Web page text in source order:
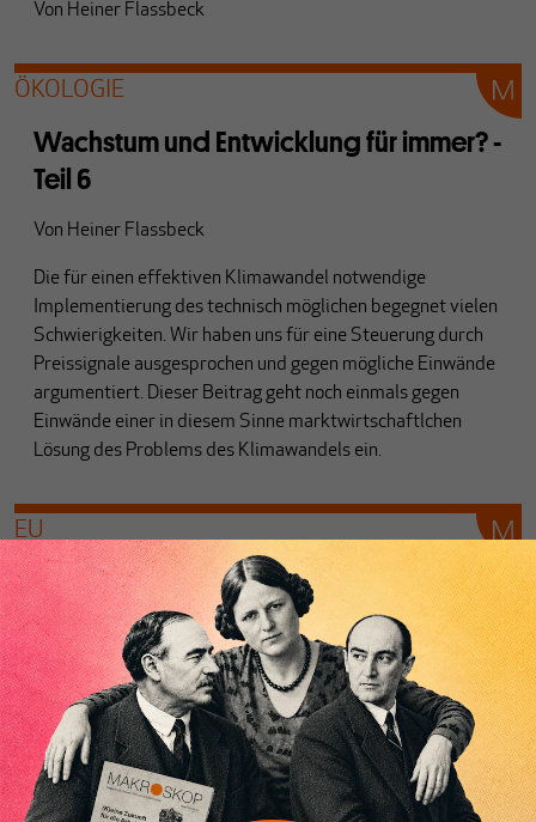
Von Heiner Flassbeck
ÖKOLOGIE
Wachstum und Entwicklung für immer? -
Teil 6
Von Heiner Flassbeck
Die für einen effektiven Klimawandel notwendige
Implementierung des technisch möglichen begegnet vielen
Schwierigkeiten. Wir haben uns für eine Steuerung durch
Preissignale ausgesprochen und gegen mögliche Einwände
argumentiert. Dieser Beitrag geht noch einmals gegen
Einwände einer in diesem Sinne marktwirtschaftlchen
Lösung des Problems des Klimawandels ein.
EU
The deeper reason for low interest rates
VonHeiner Flassbeck
EU
Sind die EU-Kommission und die
Europäische Zentralbank lernfähig?